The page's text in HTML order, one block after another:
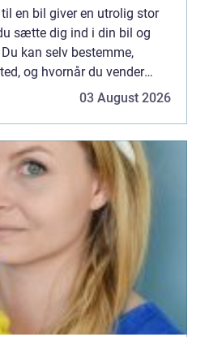
en bil giver en utrolig stor
sætte dig ind i din bil og
kan selv bestemme,
og hvornår du vender
er afhængig af andre eller
03 August 2026